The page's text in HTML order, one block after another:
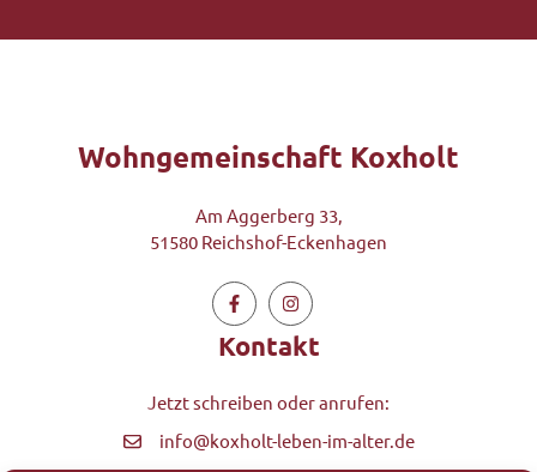
Wohngemeinschaft Koxholt
Am Aggerberg 33,
51580 Reichshof-Eckenhagen
Kontakt
Jetzt schreiben oder anrufen:
info@koxholt-leben-im-alter.de